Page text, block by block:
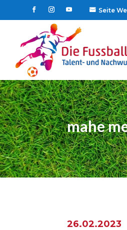
Seite
mahe
26.02.2023